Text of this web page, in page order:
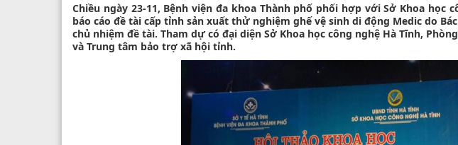
Chiều ngày 23-11, Bệnh viện đa khoa Thành phố phối hợp với Sở Khoa học
báo cáo đề tài cấp tỉnh sản xuất thử nghiệm ghế vệ sinh di động Medic do
chủ nhiệm đề tài. Tham dự có đại diện Sở Khoa học công nghệ Hà Tĩnh,
và Trung tâm bảo trợ xã hội tỉnh.